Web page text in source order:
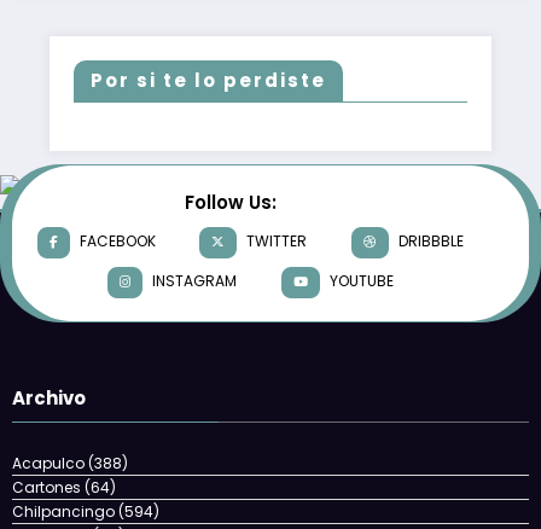
Por si te lo perdiste
Follow Us:
FACEBOOK TWITTER
DRIBBBLE
INSTAGRAM
YOUTUBE
Archivo
Acapulco(388)
Cartones (64)
Chilpancingo(594)